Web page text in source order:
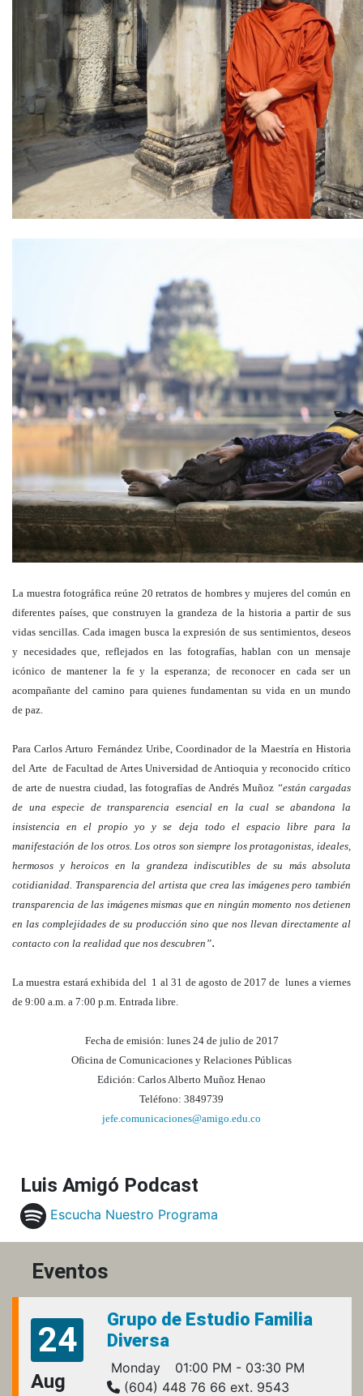
La muestra fotográfica reúne 20 retratos de hombres y mujeres del común en
diferentes países, que construyen la grandeza de la historia a partir de sus
vidas sencillas. Cada imagen busca la expresión de sus sentimientos, deseos
y necesidades que, reflejados en las fotografías, hablan con un mensaje
icónico de mantener la fe y la esperanza; de reconocer en cada ser un
acompañante del camino para quienes fundamentan su vida en un mundo
de paz.
Para Carlos Arturo Fernández Uribe, Coordinador de la Maestría en Historia
del Arte de Facultad de Artes Universidad de Antioquia y reconocido crítico
de arte de nuestra ciudad, las fotografías de Andrés Muñoz “están cargadas
de una especie de transparencia esencial en la cual se abandona la
insistencia en el propio yo y se deja todo el espacio libre para la
manifestación de los otros. Los otros son siempre los protagonistas, ideales,
hermosos y heroicos en la grandeza indiscutibles de su más absoluta
cotidianidad. Transparencia del artista que crea las imágenes pero también
transparencia de las imágenes mismas que en ningún momento nos detienen
en las complejidades de su producción sino que nos llevan directamente al
contacto con la realidad que nos descubren”.
La muestra estará exhibida del 1 al 31 de agosto de 2017 de lunes a viernes
de 9:00 a.m. a 7:00 p.m. Entrada libre.
Fecha de emisión: lunes 24 de julio de 2017
Oficina de Comunicaciones y Relaciones Públicas
Edición: Carlos Alberto Muñoz Henao
Teléfono: 3849739
jefe.comunicaciones@amigo.edu.co
Luis Amigó Podcast
Escucha Nuestro Programa
Eventos
24
Aug
Grupo de Estudio Familia
Diversa
Monday
01:00 PM - 03:30 PM
(604) 448 76 66 ext. 9543